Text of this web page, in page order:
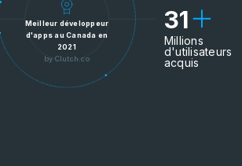
Meilleur développeur
d'apps au Canada en
2021
by Clutch.co
31
Millions
d'utilisateurs
acquis